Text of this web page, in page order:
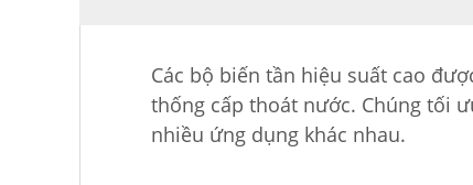
Các bộ biến tần hiệu suất cao
thống cấp thoát nước. Chúng tối
nhiều ứng dụng khác nhau.